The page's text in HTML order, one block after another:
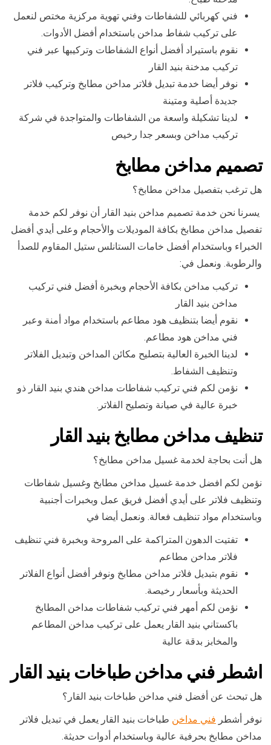
فني كهربائي للشفاطات وفني تهوية مركزية مختص لنعمل
على تركيب شفاط مداخن باستخدام أفضل الأدوات.
نقوم باستيراد أفضل أنواع الشفاطات وتركيبها عبر فني
تركيب مدخنة بنيد القار
نوفر أيضا خدمة تبديل فلاتر مداخن مطابخ وتركيب فلاتر
جديدة أصلية ومتينة
لدينا تشكيلة واسعة من الشفاطات والمتواجدة في شركة
تركيب مداخن وبسعر جدا رخيص
تصميم مداخن مطابخ
هل ترغب بتفصيل مداخن مطابخ؟
يسرنا نحن خدمة تصميم مداخن بنيد القار أن نوفر لكم خدمة
تفصيل مداخن مطابخ بكافة الموديلات والأحجام وعلى أيدي أفضل
الخبراء وباستخدام أفضل خامات الستانلس ستيل المقاوم للصدأ
والرطوبة. ونعمل في:
تركيب مداخن بكافة الأحجام وبخبرة أفضل فني تركيب
مداخن بنيد القار
نقوم أيضا بتنظيف هود مطاعم باستخدام مواد أمنة وعبر
فني مداخن هود مطاعم.
لدينا الخبرة العالية بتصليح مكائن المداخن وتبديل الفلاتر
وتنظيف الشفاط.
نؤمن لكم فني تركيب شفاطات مداخن هندي بنيد القار ذو
خبرة عالية في صيانة وتصليح الفلاتر.
تنظيف مداخن مطابخ بنيد القار
هل أنت بحاجة لخدمة غسيل مداخن مطابخ؟
نؤمن لكم افضل خدمة غسيل مداخن مطابخ وغسيل شفاطات
وتنظيف فلاتر على أيدي أفضل فريق عمل وبخبرات أجنبية
وباستخدام مواد تنظيف فعالة. ونعمل أيضا في
تفتيت الدهون المتراكمة على المروحة وبخبرة فني تنظيف
فلاتر مداخن مطاعم
نقوم بتبديل فلاتر مداخن مطابخ ونوفر أفضل أنواع الفلاتر
الحديثة وبأسعار رخيصة.
نؤمن لكم أمهر فني تركيب شفاطات مداخن المطابخ
باكستاني بنيد القار يعمل على تركيب مداخن المطاعم
والمخابز بدقة عالية
اشطر فني مداخن طباخات بنيد القار
هل تبحث عن أفضل فني مداخن طباخات بنيد القار؟
نوفر أشطر فني مداخن طباخات بنيد القار يعمل في تبديل فلاتر
مداخن مطابخ بحرفية عالية وباستخدام أدوات حديثة.